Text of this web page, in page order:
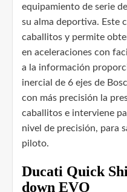
equipamiento de serie
su alma deportiva. Este
caballitos y permite
en aceleraciones con
a la información
inercial de 6 ejes de
con más precisión la
caballitos e interviene
nivel de precisión, para
piloto.
Ducati Quick
down EVO